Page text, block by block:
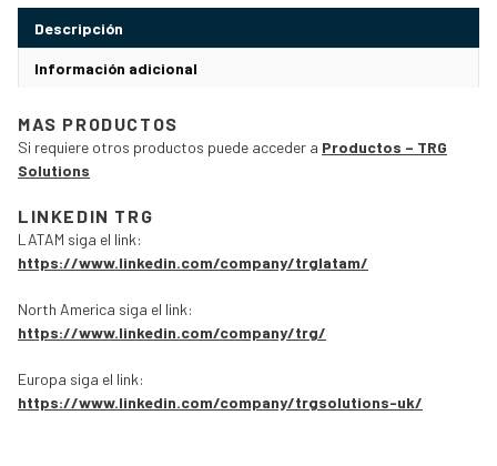
Descripción
Información adicional
MAS PRODUCTOS
Si requiere otros productos puede acceder a Productos – TRG
Solutions
LINKEDIN TRG
LATAM siga el link:
https://www.linkedin.com/company/trglatam/
North America siga el link:
https://www.linkedin.com/company/trg/
Europa siga el link:
https://www.linkedin.com/company/trgsolutions-uk/